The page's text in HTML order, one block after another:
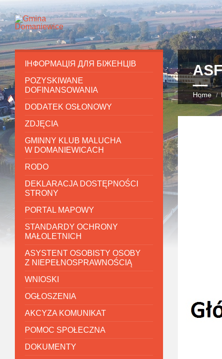
Home
ІНФОРМАЦІЯ ДЛЯ БІЖЕНЦІВ
POZYSKIWANE
DOFINANSOWANIA
DODATEK OSŁONOWY
ZDJĘCIA
GMINNY KLUB MALUCHA
W DOMANIEWICACH
RODO
DEKLARACJA DOSTĘPNOŚCI
STRONY
PORTAL MAPOWY
STANDARDY OCHRONY
MAŁOLETNICH
ASYSTENT OSOBISTY OSOBY
Z NIEPEŁNOSPRAWNOŚCIĄ
WNIOSKI
OGŁOSZENIA
AKCYZA KOMUNIKAT
POMOC SPOŁECZNA
DOKUMENTY